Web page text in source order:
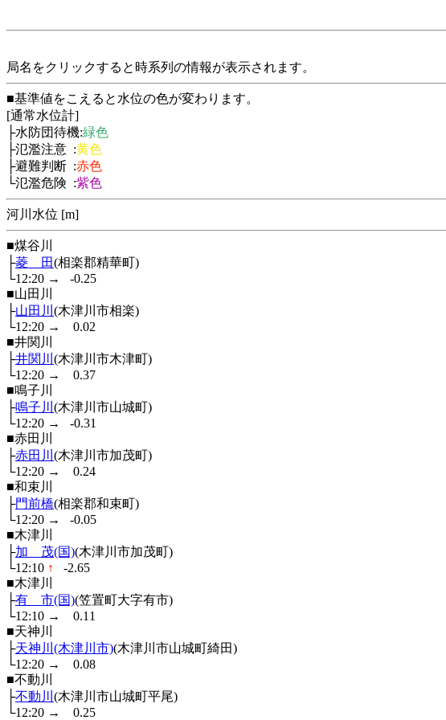
局名をクリックすると時系列の情報が表示されます。
■基準値をこえると水位の色が変わります。
[通常水位計]
├水防団待機:緑色
├氾濫注意 :黄色
├避難判断 :赤色
└氾濫危険 :紫色
河川水位 [m]
■煤谷川
├菱 田(相楽郡精華町)
└12:20 →
-0.25
■山田川
├山田川 (木津川市相楽)
└12:20 →
0.02
■井関川
├井関川 (木津川市木津町)
└12:20 →
0.37
■鳴子川
├鳴子川 (木津川市山城町)
└12:20 →
-0.31
■赤田川
├赤田川 (木津川市加茂町)
└12:20 →
0.24
■和束川
├門前橋(相楽郡和束町)
└12:20 →
-0.05
■木津川
├加 茂(国)(木津川市加茂町)
└12:10 ↑
-2.65
■木津川
├有 市(国)(笠置町大字有市)
└12:10 →
0.11
■天神川
├天神川(木津川市)(木津川市山城町綺田)
└12:20 →
0.08
■不動川
├不動川 (木津川市山城町平尾)
└12:20 → 0.25